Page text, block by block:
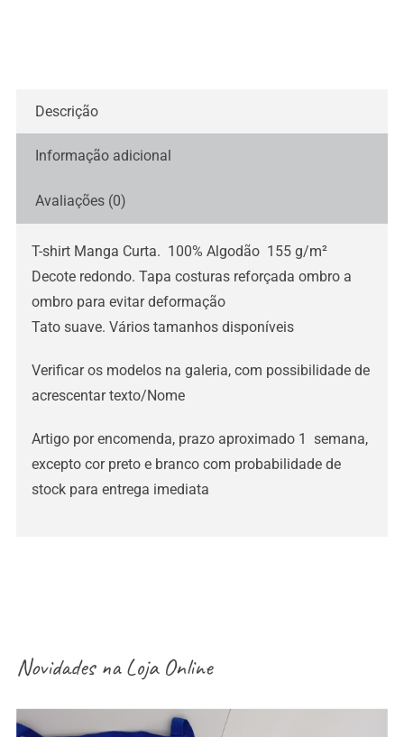
Descrição
Informação adicional
Avaliações (0)
T-shirt Manga Curta. 100% Algodão 155 g/m²
Decote redondo. Tapa costuras reforçada ombro a
ombro para evitar deformação
Tato suave. Vários tamanhos disponíveis
Verificar os modelos na galeria, com possibilidade de
acrescentar texto/Nome
Artigo por encomenda, prazo aproximado 1 semana,
excepto cor preto e branco com probabilidade de
stock para entrega imediata
Novidades naLoja Online